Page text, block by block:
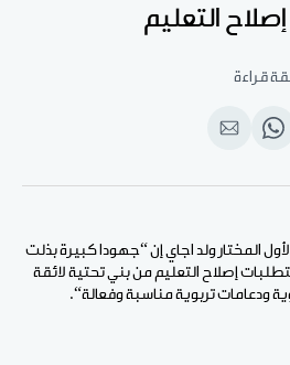
التعليم
Share
WhatsApp
انشر
الإيميل
المختار ولد اجاي إن “جهودا كبيرة بذلت
إصلاح التعليم من بني تحتية لائقة
ودعامات تربوية مناسبة وفعالة“.